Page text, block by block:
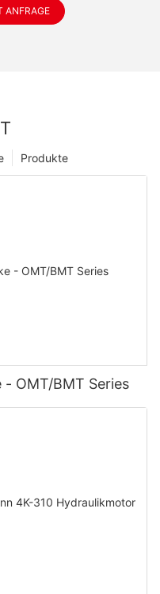
ANFRAGE
Produkte
OMT/BMT Series